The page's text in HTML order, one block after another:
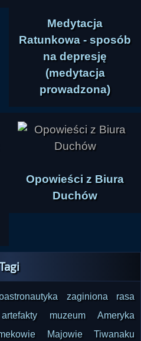
Medytacja
Ratunkowa - sposób
na depresję
(medytacja
prowadzona)
Opowieści z Biura
Duchów
zaginiona rasa
artefakty muzeum
Ameryka
Majowie
Tiwanaku